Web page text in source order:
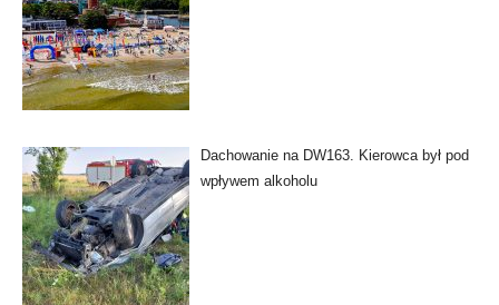
Dachowanie na DW163. Kierowca był pod
wpływem alkoholu